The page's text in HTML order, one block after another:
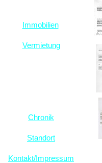
Immobilien
Vermietung
Chronik
Standort
Kontakt/Impressum